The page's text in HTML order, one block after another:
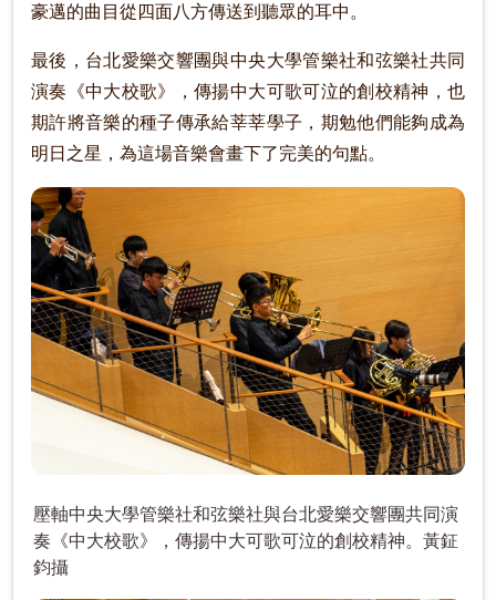
豪邁的曲目從四面八方傳送到聽眾的耳中。
最後，台北愛樂交響團與中央大學管樂社和弦樂社共同
演奏《中大校歌》，傳揚中大可歌可泣的創校精神，也
期許將音樂的種子傳承給莘莘學子，期勉他們能夠成為
明日之星，為這場音樂會畫下了完美的句點。
壓軸中央大學管樂社和弦樂社與台北愛樂交響團共同演
奏《中大校歌》，傳揚中大可歌可泣的創校精神。黃鉦
鈞攝